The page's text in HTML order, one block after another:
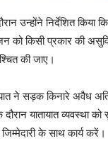
उन्होंने निर्देशित किया
किसी प्रकार की
की जाए।
ने सड़क किनारे अवैध
दौरान यातायात व्यवस्था
के साथ कार्य करें।